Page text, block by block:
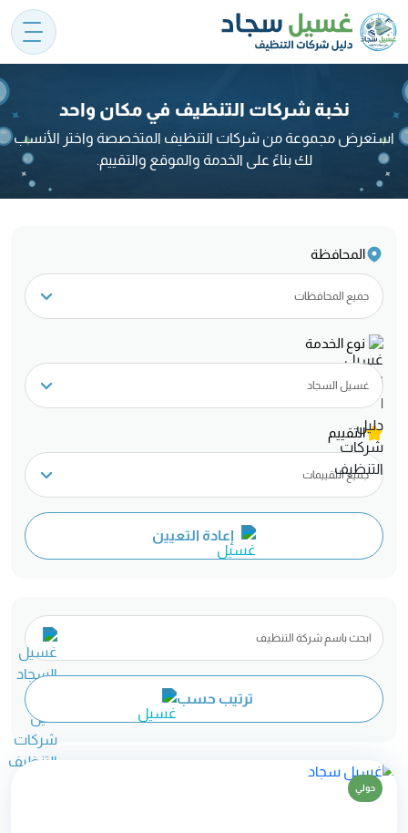
نخبة شركات التنظيف في مكان واحد
استعرض مجموعة من شركات التنظيف المتخصصة واختر الأنسب
لك بناءً على الخدمة والموقع والتقييم.
المحافظة
نوع الخدمة
التقييم
إعادة التعيين
ترتيب حسب
حولي